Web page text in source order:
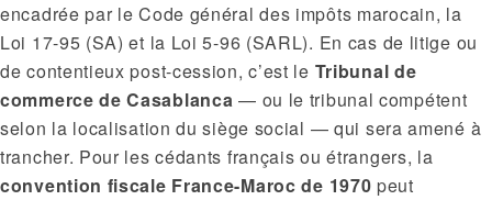
encadrée par le Code général des impôts marocain, la
Loi 17-95 (SA) et la Loi 5-96 (SARL). En cas de litige ou
de contentieux post-cession, c’est le Tribunal de
commerce de Casablanca — ou le tribunal compétent
selon la localisation du siège social — qui sera amené à
trancher. Pour les cédants français ou étrangers, la
convention fiscale France-Maroc de 1970 peut